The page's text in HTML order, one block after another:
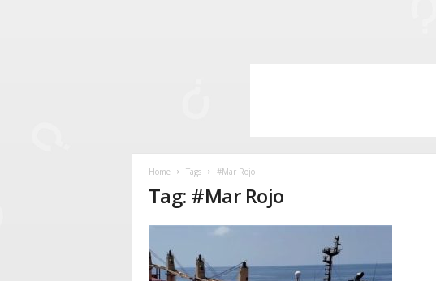
Home Tags #Mar Rojo
Tag: #Mar Rojo